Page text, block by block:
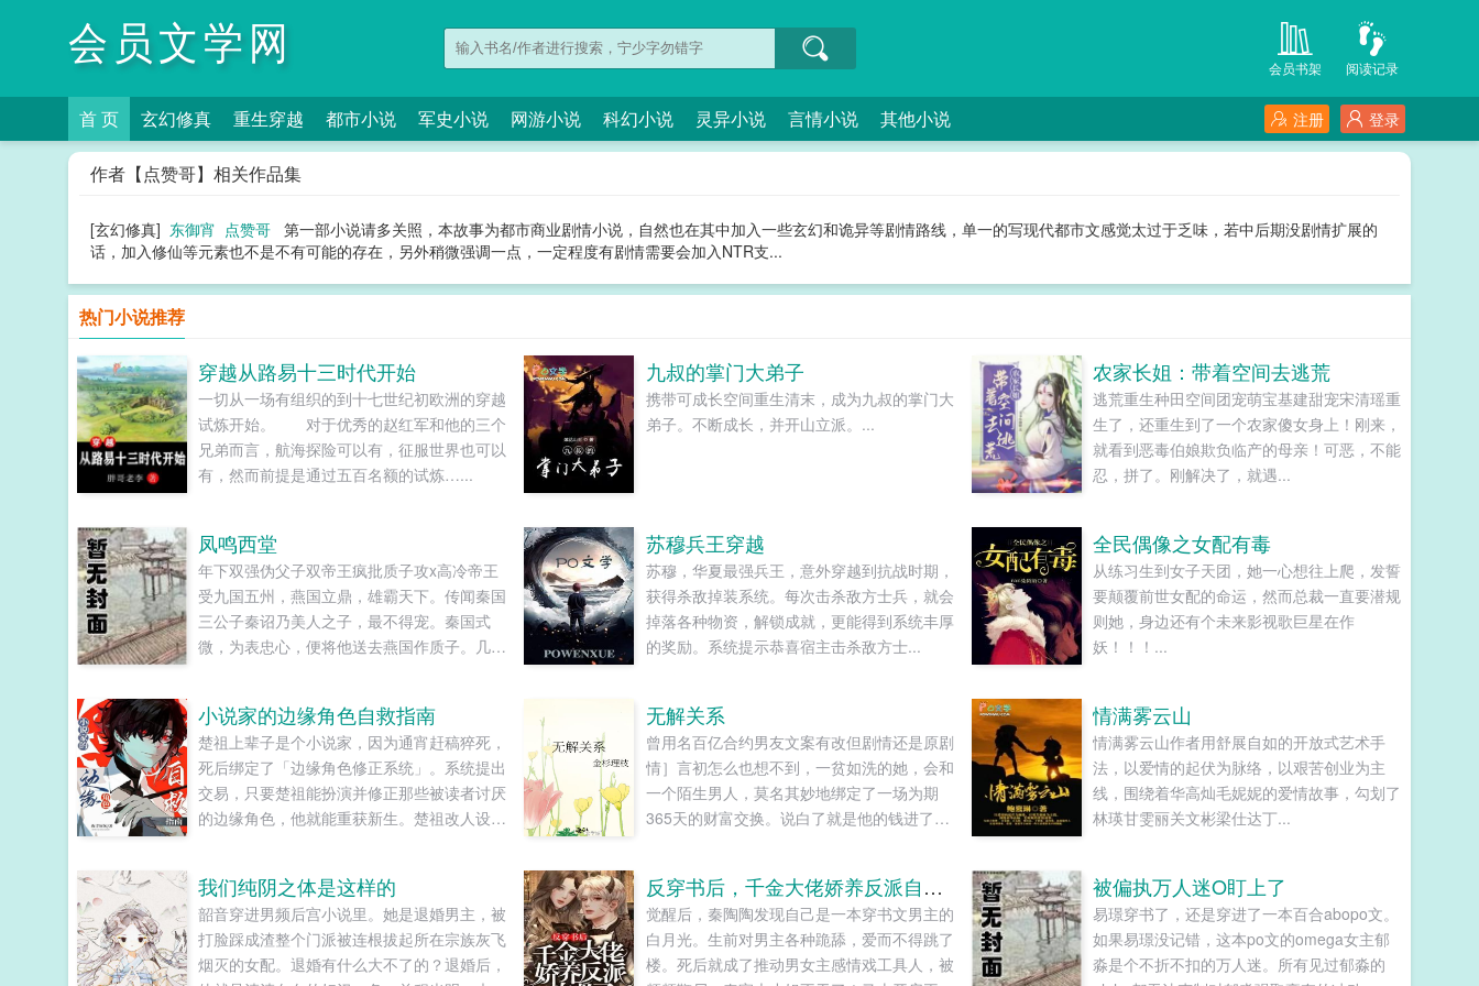
会员文学网 阅读记录
会员书架
首 页 玄幻修真 重生穿越 都市小说 军史小说 网游小说 科幻小说 灵异小说 言情小说 其他小说 登录
注册
作者【点赞哥】相关作品集
[玄幻修真] 东御宵 点赞哥 第一部小说请多关照，本故事为都市商业剧情小说，自然也在其中加入一些玄幻和诡异等剧情路线，单一的写现代都市文感觉太过于乏味，若中后期没剧情扩展的
话，加入修仙等元素也不是不有可能的存在，另外稍微强调一点，一定程度有剧情需要会加入NTR支...
热门小说推荐
穿越从路易十三时代开始
一切从一场有组织的到十七世纪初欧洲的穿越
试炼开始。 对于优秀的赵红军和他的三个
兄弟而言，航海探险可以有，征服世界也可以
有，然而前提是通过五百名额的试炼…...
九叔的掌门大弟子
携带可成长空间重生清末，成为九叔的掌门大
弟子。不断成长，并开山立派。...
农家长姐：带着空间去逃荒
逃荒重生种田空间团宠萌宝基建甜宠宋清瑶重
生了，还重生到了一个农家傻女身上！刚来，
就看到恶毒伯娘欺负临产的母亲！可恶，不能
忍，拼了。刚解决了，就遇...
凤鸣西堂
年下双强伪父子双帝王疯批质子攻x高冷帝王
受九国五州，燕国立鼎，雄霸天下。传闻秦国
三公子秦诏乃美人之子，最不得宠。秦国式
微，为表忠心，便将他送去燕国作质子。几渡
障碍，弑父即位。自此后狼子野心，昭然若揭
三载风云变幻，他荡平七国，强灭五州，将河
山归化为一，却将精兵对准燕国。强破宫门之
日，未杀一名俘虏，未夺半只鸡犬。燕王端
坐，临视睥睨，不怒而自威。二人对上视线，
凤目微眯，仍循着旧日称呼，质问声凛冽，吾
儿，如今可要杀了寡人？秦诏俯身，骤然折膝
跪了下去往日隐忍换作桀骜，锋锐眉眼经年淬
炼，越发显得狠厉，但唇角柔情却化作了一抹
笑，未免舍不得。哦？宫城十里，凤冠霞帔，
苏穆兵王穿越
苏穆，华夏最强兵王，意外穿越到抗战时期，
获得杀敌掉装系统。每次击杀敌方士兵，就会
掉落各种物资，解锁成就，更能得到系统丰厚
的奖励。系统提示恭喜宿主击杀敌方士...
全民偶像之女配有毒
从练习生到女子天团，她一心想往上爬，发誓
要颠覆前世女配的命运，然而总裁一直要潜规
则她，身边还有个未来影视歌巨星在作
妖！！！...
小说家的边缘角色自救指南
楚祖上辈子是个小说家，因为通宵赶稿猝死，
死后绑定了「边缘角色修正系统」。系统提出
交易，只要楚祖能扮演并修正那些被读者讨厌
的边缘角色，他就能重获新生。楚祖改人设是
难懂吗？还是读者A靠靠靠！早说是大佬的局
中局中局啊！！祖爹！对不起！是我说话太大
声了！！第二本读者B狗塑适可而止，就算你
重复强调五百次他是可爱狗狗，但我只看到了
无解关系
曾用名百亿合约男友文案有改但剧情还是原剧
情］言初怎么也想不到，一贫如洗的她，会和
一个陌生男人，莫名其妙地绑定了一场为期
365天的财富交换。说白了就是他的钱进了她
金，年轻，人还帅。坏消息这人脾气差，控制
欲强，还打算趁机和她来场合约恋爱。...
情满雾云山
情满雾云山作者用舒展自如的开放式艺术手
法，以爱情的起伏为脉络，以艰苦创业为主
线，围绕着华高灿毛妮妮的爱情故事，勾划了
林瑛甘雯丽关文彬梁仕达丁...
我们纯阴之体是这样的
韶音穿进男频后宫小说里。她是退婚男主，被
打脸踩成渣整个门派被连根拔起所在宗族灰飞
烟灭的女配。退婚有什么大不了的？退婚后，
反穿书后，千金大佬娇养反派自救了
觉醒后，秦陶陶发现自己是一本穿书文男主的
白月光。生前对男主各种跪舔，爱而不得跳了
楼。死后就成了推动男女主感情戏工具人，被
被偏执万人迷O盯上了
易璟穿书了，还是穿进了一本百合abopo文。
如果易璟没记错，这本po文的omega女主郁
淼是个不折不扣的万人迷。所有见过郁淼的